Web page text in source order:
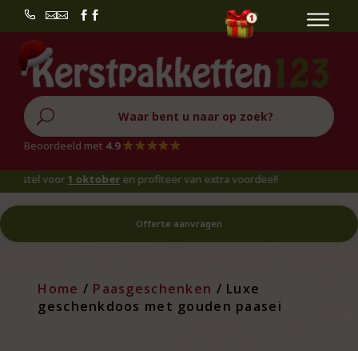
 
U
Beoordeeld met 4.9
voor1 oktoberen profiteer van extra voordeel!
Offerte aanvragen
Home / Paasgeschenken / Luxe
geschenkdoos met gouden paasei